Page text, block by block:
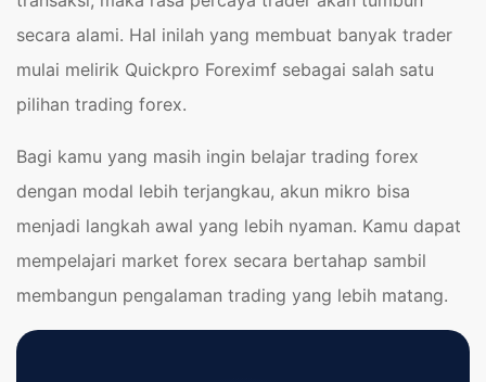
secara alami. Hal inilah yang membuat banyak trader
mulai melirik Quickpro Foreximf sebagai salah satu
pilihan trading forex.
Bagi kamu yang masih ingin belajar trading forex
dengan modal lebih terjangkau, akun mikro bisa
menjadi langkah awal yang lebih nyaman. Kamu dapat
mempelajari market forex secara bertahap sambil
membangun pengalaman trading yang lebih matang.